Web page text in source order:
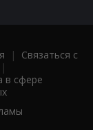
| Связаться с
|
в сфере